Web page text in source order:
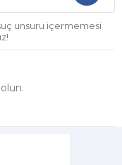
unsuru içermemesi